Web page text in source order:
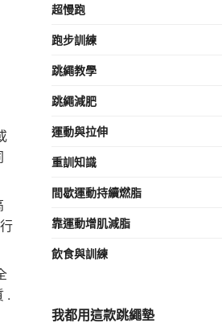
.
超慢跑
跑步訓練
跳繩教學
跳繩減肥
運動與拉伸
重訓知識
間歇運動持續燃脂
靠運動增肌減脂
飲食與訓練
我都用這款跳繩墊